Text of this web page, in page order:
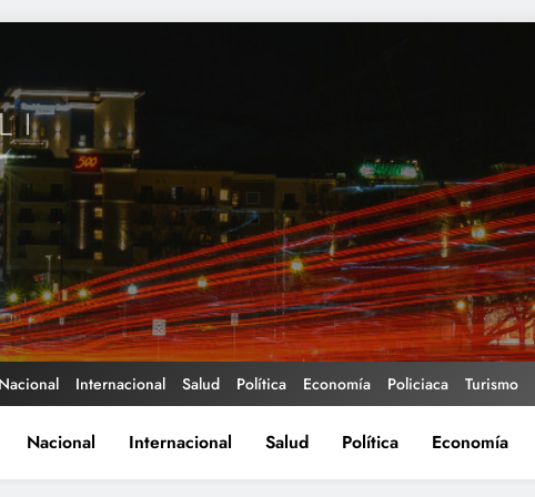
Nacional Internacional Salud Política Economía Policiaca Turismo
Nacional Internacional Salud Política Economía